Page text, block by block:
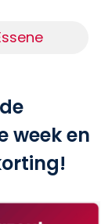
week en